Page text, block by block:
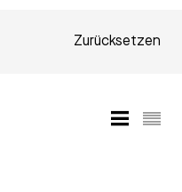
Zurücksetzen